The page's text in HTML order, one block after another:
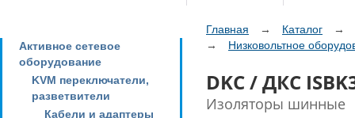
Активное сетевое
оборудование
KVM переключатели,
разветвители
Кабели и адаптеры
Главная → Каталог
→
→
Низковольтное
DKC / ДКС
Изоляторы шинные